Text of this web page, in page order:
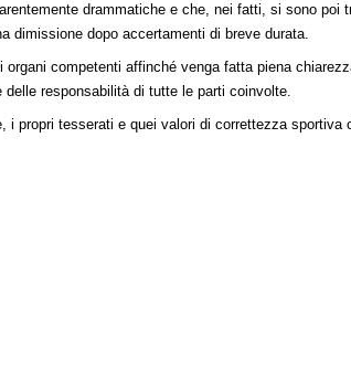
drammatiche e che, nei fatti, si sono poi
dimissione dopo accertamenti di breve durata.
competenti affinché venga fatta piena
responsabilità di tutte le parti coinvolte.
i propri tesserati e quei valori di correttezza sportiva